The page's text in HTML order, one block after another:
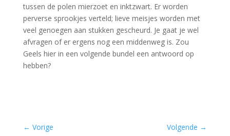
tussen de polen mierzoet en inktzwart. Er worden
perverse sprookjes verteld; lieve meisjes worden met
veel genoegen aan stukken gescheurd. Je gaat je wel
afvragen of er ergens nog een middenweg is. Zou
Geels hier in een volgende bundel een antwoord op
hebben?
← Vorige Volgende →